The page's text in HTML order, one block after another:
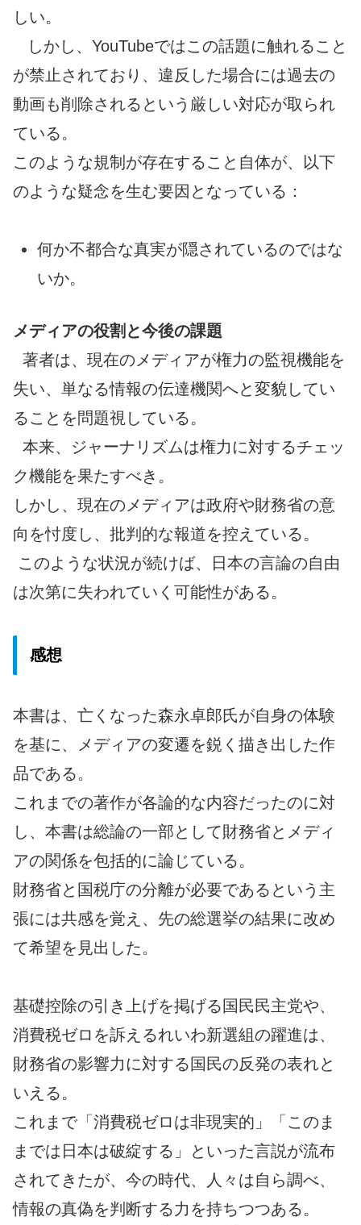
しい。
しかし、YouTubeではこの話題に触れること
が禁止されており、違反した場合には過去の
動画も削除されるという厳しい対応が取られ
ている。
このような規制が存在すること自体が、以下
のような疑念を生む要因となっている：
何か不都合な真実が隠されているのではな
いか。
メディアの役割と今後の課題
著者は、現在のメディアが権力の監視機能を
失い、単なる情報の伝達機関へと変貌してい
ることを問題視している。
本来、ジャーナリズムは権力に対するチェッ
ク機能を果たすべき。
しかし、現在のメディアは政府や財務省の意
向を忖度し、批判的な報道を控えている。
このような状況が続けば、日本の言論の自由
は次第に失われていく可能性がある。
感想
本書は、亡くなった森永卓郎氏が自身の体験
を基に、メディアの変遷を鋭く描き出した作
品である。
これまでの著作が各論的な内容だったのに対
し、本書は総論の一部として財務省とメディ
アの関係を包括的に論じている。
財務省と国税庁の分離が必要であるという主
張には共感を覚え、先の総選挙の結果に改め
て希望を見出した。
基礎控除の引き上げを掲げる国民民主党や、
消費税ゼロを訴えるれいわ新選組の躍進は、
財務省の影響力に対する国民の反発の表れと
いえる。
これまで「消費税ゼロは非現実的」「このま
までは日本は破綻する」といった言説が流布
されてきたが、今の時代、人々は自ら調べ、
情報の真偽を判断する力を持ちつつある。